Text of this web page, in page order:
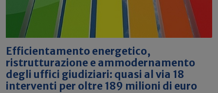
Efficientamento energetico,
ristrutturazione e ammodernamento
degli uffici giudiziari: quasi al via 18
interventi per oltre 189 milioni di euro